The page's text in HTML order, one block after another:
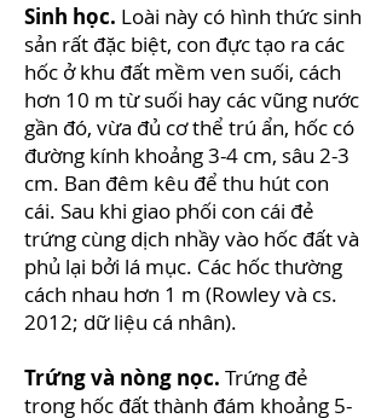
Sinh học. Loài này có hình thức sinh
sản rất đặc biệt, con đực tạo ra các
hốc ở khu đất mềm ven suối, cách
hơn 10 m từ suối hay các vũng nước
gần đó, vừa đủ cơ thể trú ẩn, hốc có
đường kính khoảng 3-4 cm, sâu 2-3
cm. Ban đêm kêu để thu hút con
cái. Sau khi giao phối con cái đẻ
trứng cùng dịch nhầy vào hốc đất và
phủ lại bởi lá mục. Các hốc thường
cách nhau hơn 1 m (Rowley và cs.
2012; dữ liệu cá nhân).
Trứng và nòng nọc. Trứng đẻ
trong hốc đất thành đám khoảng 5-